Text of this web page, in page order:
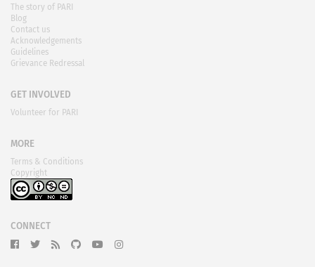
The story of PARI
Blog
Contact us
Acknowledgements
Guidelines
Grievance Redressal
GET INVOLVED
Volunteer for PARI
MORE
Terms & Conditions
Copyright
CONNECT